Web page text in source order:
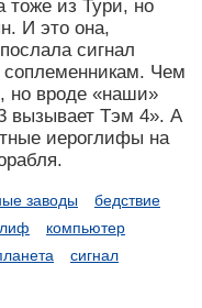
из Тури, но
И это она,
сигнал
Чем
но вроде «наши»
вызывает Тэм 4». А
иероглифы на
заводы
бедствие
компьютер
сигнал